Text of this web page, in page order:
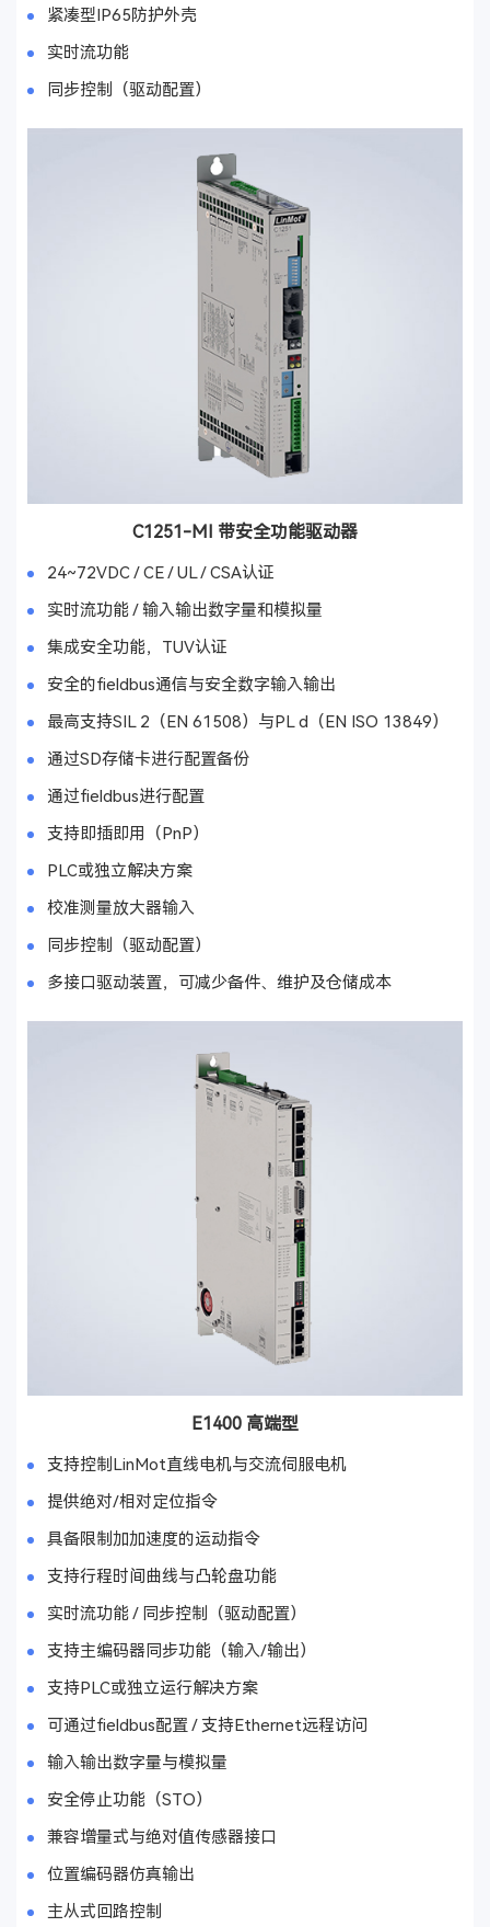
紧凑型IP65防护外壳
实时流功能
同步控制（驱动配置）
C1251-MI 带安全功能驱动器
24~72VDC / CE / UL / CSA认证
实时流功能 / 输入输出数字量和模拟量
集成安全功能，TUV认证
安全的fieldbus通信与安全数字输入输出
最高支持SIL 2（EN 61508）与PL d（EN ISO 13849）
通过SD存储卡进行配置备份
通过fieldbus进行配置
支持即插即用（PnP）
PLC或独立解决方案
校准测量放大器输入
同步控制（驱动配置）
多接口驱动装置，可减少备件、维护及仓储成本
E1400 高端型
支持控制LinMot直线电机与交流伺服电机
提供绝对/相对定位指令
具备限制加加速度的运动指令
支持行程时间曲线与凸轮盘功能
实时流功能 / 同步控制（驱动配置）
支持主编码器同步功能（输入/输出）
支持PLC或独立运行解决方案
可通过fieldbus配置 / 支持Ethernet远程访问
输入输出数字量与模拟量
安全停止功能（STO）
兼容增量式与绝对值传感器接口
位置编码器仿真输出
主从式回路控制